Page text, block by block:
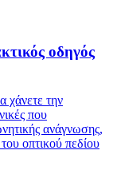
οδηγός
χάνετε την
που
ανάγνωσης,
οπτικού πεδίου